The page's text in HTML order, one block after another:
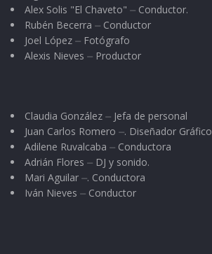
Alex Solis "El Chaveto" ⏤ Conductor.
Rubén Becerra ⏤ Conductor
Joel López ⏤ Fotógrafo
Alexis Nieves ⏤ Productor
Claudia González ⏤ Jefa de personal
Juan Carlos Romero ⏤. Diseñador Gráfico
Adilene Ruvalcaba ⏤ Conductora
Adrián Flores ⏤ DJ y sonido.
Mari Aguilar ⏤. Conductora
Iván Nieves ⏤ Conductor